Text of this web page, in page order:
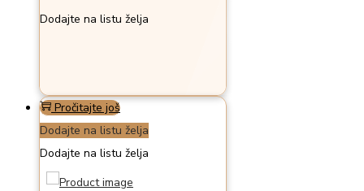
Dodajte na listu želja
Pročitajte još
Dodajte na listu želja
Dodajte na listu želja